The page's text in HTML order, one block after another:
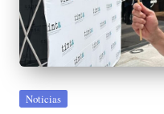
Publicada
Noticias